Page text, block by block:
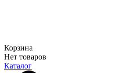
Корзина
Нет товаров
Каталог